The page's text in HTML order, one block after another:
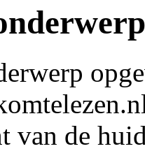
van de